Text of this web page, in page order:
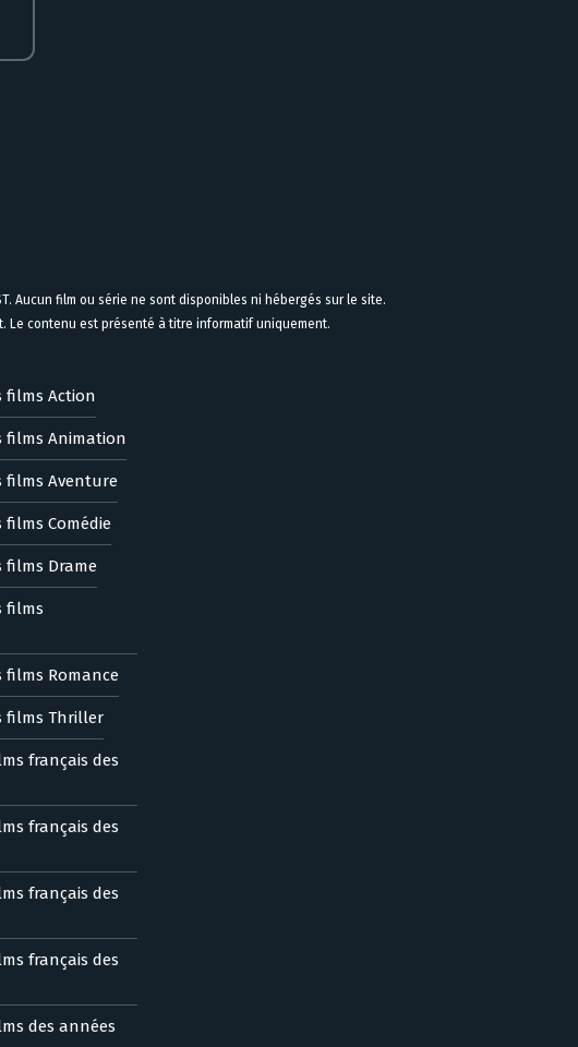
Aucun film ou série ne sont disponibles ni hébergés sur le site.
contenu est présenté à titre informatif uniquement.
films Action
films Animation
films Aventure
films Comédie
films Drame
films
films Romance
films Thriller
français des
français des
français des
français des
des années